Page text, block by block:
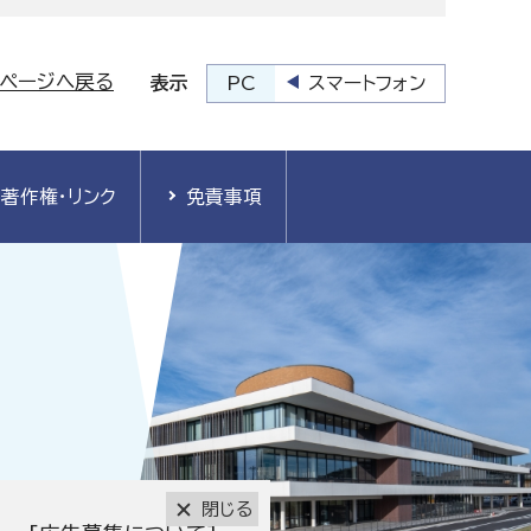
閉じる
ージへ戻る 表示 PC スマートフォン
著作権・リンク 免責事項